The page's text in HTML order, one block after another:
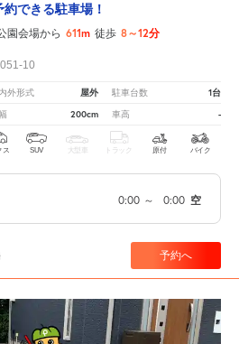
できる駐車場！
園会場から 611m 徒歩 8～12分
10
外形式 屋外 駐車台数 1台
200cm 車高 -
ス SUV 大型車 トラック 原付 バイク
0:00 ～ 0:00 空
予約へ